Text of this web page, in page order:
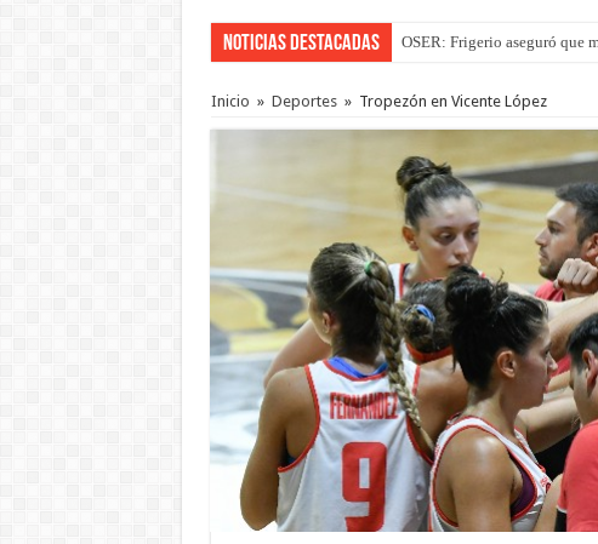
Noticias Destacadas OSER: Frigerio aseguró que
Inicio » Deportes » Tropezón en Vicente López